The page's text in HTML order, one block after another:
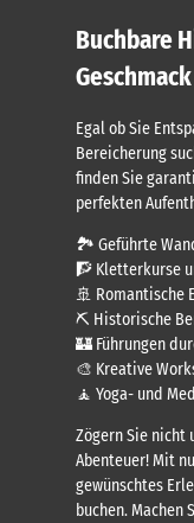
Buchbare
Geschmack
Egal ob Sie
Bereicherung
finden Sie
perfekten
🏞️ Geführte
🧗 Kletterkurse
🚢 Romantische
⛏️ Historische
🏰 Führungen
🎨 Kreative
🧘 Yoga- und
Zögern Sie nicht
Abenteuer! Mit
gewünschtes
buchen. Machen